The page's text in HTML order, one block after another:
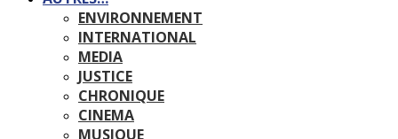
ENVIRONNEMENT
INTERNATIONAL
MEDIA
JUSTICE
CHRONIQUE
CINEMA
MUSIQUE